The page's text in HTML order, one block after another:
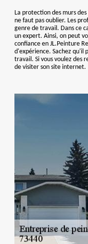
La protection des murs
ne faut pas oublier. Les
genre de travail. Dans ce
un expert. Ainsi, on peut
confiance en JL.Peinture
d'expérience. Sachez qu'il
travail. Si vous voulez des
de visiter son site internet.